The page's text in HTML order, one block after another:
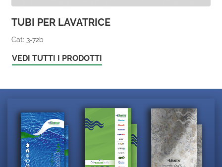
TUBI PER LAVATRICE
Cat: 3-72b
VEDI TUTTI I PRODOTTI